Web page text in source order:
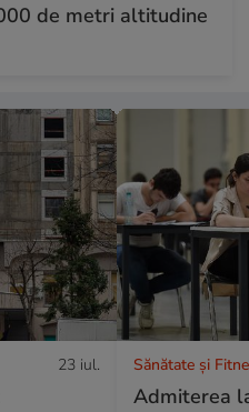
de metri altitudine
23 iul. Sănătate și
Admiterea